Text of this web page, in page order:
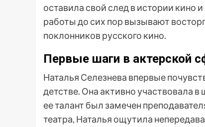
оставила свой след в истории кино
работы до сих пор вызывают
поклонников русского кино.
Первые шаги в актерской
Наталья Селезнева впервые
детстве. Она активно участвовала
ее талант был замечен
театра, Наталья ощутила